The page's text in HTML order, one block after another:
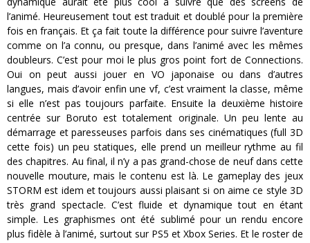
l’animé. Heureusement tout est traduit et doublé pour la première
fois en français. Et ça fait toute la différence pour suivre l’aventure
comme on l’a connu, ou presque, dans l’animé avec les mêmes
doubleurs. C’est pour moi le plus gros point fort de Connections.
Oui on peut aussi jouer en VO japonaise ou dans d’autres
langues, mais d’avoir enfin une vf, c’est vraiment la classe, même
si elle n’est pas toujours parfaite. Ensuite la deuxième histoire
centrée sur Boruto est totalement originale. Un peu lente au
démarrage et paresseuses parfois dans ses cinématiques (full 3D
cette fois) un peu statiques, elle prend un meilleur rythme au fil
des chapitres. Au final, il n’y a pas grand-chose de neuf dans cette
nouvelle mouture, mais le contenu est là. Le gameplay des jeux
STORM est idem et toujours aussi plaisant si on aime ce style 3D
très grand spectacle. C’est fluide et dynamique tout en étant
simple. Les graphismes ont été sublimé pour un rendu encore
plus fidèle à l’animé, surtout sur PS5 et Xbox Series. Et le roster de